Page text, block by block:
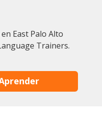
East Palo Alto
Trainers.